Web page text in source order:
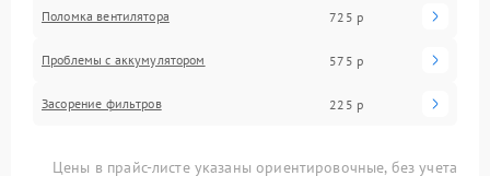
Поломка вентилятора 725 р
Проблемы с аккумулятором 575 р
Засорение фильтров 225 р
Цены в прайс-листе указаны ориентировочные, без учета